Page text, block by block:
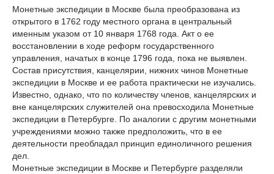
Монетные экспедиции в Москве была преобразована из
открытого в 1762 году местного органа в центральный
именным указом от 10 января 1768 года. Акт о ее
восстановлении в ходе реформ государственного
управления, начатых в конце 1796 года, пока не выявлен.
Состав присутствия, канцелярии, нижних чинов Монетные
экспедиции в Москве и ее работа практически не изучались.
Известно, однако, что по количеству членов, канцелярских и
вне канцелярских служителей она превосходила Монетные
экспедиции в Петербурге. По аналогии с другим монетными
учреждениями можно также предположить, что в ее
деятельности преобладал принцип единоличного решения
дел.
Монетные экспедиции в Москве и Петербурге разделяли